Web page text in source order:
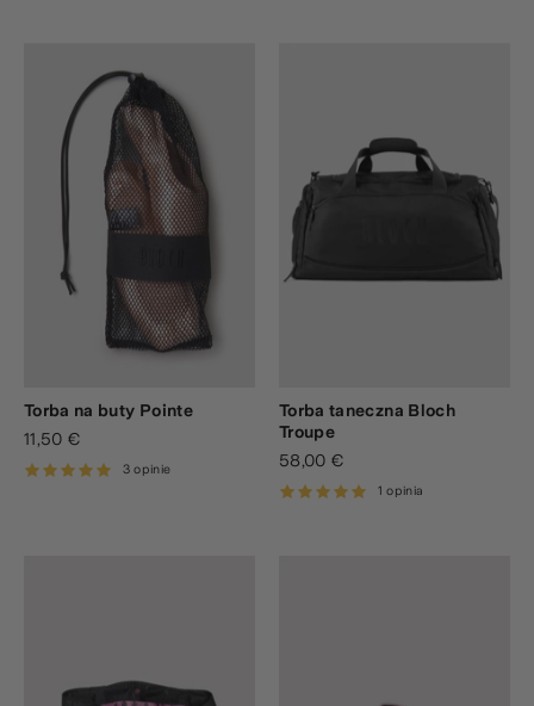
Torba na buty Pointe
11,50 €
3 opinie
Torba taneczna Bloch
Troupe
58,00 €
1 opinia